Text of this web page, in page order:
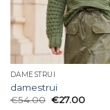
DAMESTRUI
damestrui
€54.00 €27.00